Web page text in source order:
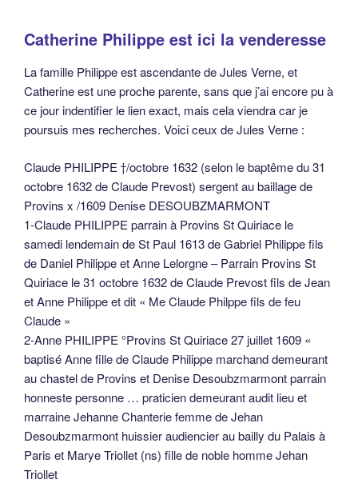
Catherine Philippe est ici la venderesse
La famille Philippe est ascendante de Jules Verne, et
Catherine est une proche parente, sans que j’ai encore pu à
ce jour indentifier le lien exact, mais cela viendra car je
poursuis mes recherches. Voici ceux de Jules Verne :
Claude PHILIPPE †/octobre 1632 (selon le baptême du 31
octobre 1632 de Claude Prevost) sergent au baillage de
Provins x /1609 Denise DESOUBZMARMONT
1-Claude PHILIPPE parrain à Provins St Quiriace le
samedi lendemain de St Paul 1613 de Gabriel Philippe fils
de Daniel Philippe et Anne Lelorgne – Parrain Provins St
Quiriace le 31 octobre 1632 de Claude Prevost fils de Jean
et Anne Philippe et dit « Me Claude Philppe fils de feu
Claude »
2-Anne PHILIPPE °Provins St Quiriace 27 juillet 1609 «
baptisé Anne fille de Claude Philippe marchand demeurant
au chastel de Provins et Denise Desoubzmarmont parrain
honneste personne … praticien demeurant audit lieu et
marraine Jehanne Chanterie femme de Jehan
Desoubzmarmont huissier audiencier au bailly du Palais à
Paris et Marye Triollet (ns) fille de noble homme Jehan
Triollet